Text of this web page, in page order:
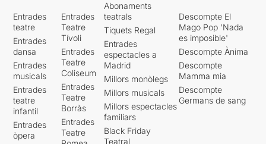
Entrades
teatre
Entrades
dansa
Entrades
musicals
Entrades
teatre
infantil
Entrades
òpera
Entrades
Teatre
Tívoli
Entrades
Teatre
Coliseum
Entrades
Teatre
Borràs
Entrades
Teatre
Abonaments
teatrals
Tiquets Regal
Entrades
espectacles a
Madrid
Millors monòlegs
Millors musicals
Millors espectacles
familiars
Black Friday
Teatral
Descompte El
Mago Pop 'Nada
es imposible'
Descompte Ànima
Descompte
Mamma mia
Descompte
Germans de sang